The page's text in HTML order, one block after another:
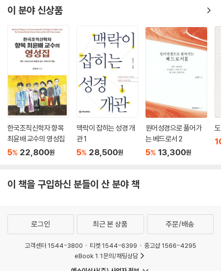
하지는 않지만, 요한계시록의 일차적 관심은“ 1세기 말의 소아시아 지역의
고 있다고 말할 수 있다.
--- p.205
하나님 나라의 비밀을 올바로 깨닫기 위해서 관심을 집중하도록 요한계시
록도“ 귀 있는 자들은 성령이 교회들에게 하시는 말씀을 들으라”라며 깨어
있을 것을 명령한다(마 11:15; 13:9, 43; 막 4:9, 23; 눅 8:8; 14:35). 초
병처럼 깨어 있는 교회만이 위험이 감지될 때 세상을 향해 경고 나팔을 불
수 있고, 또한 새로운 날이 동터오르길 기다릴 수 있다.
--- p.246
이 분야 신상품
한국조직신학자 향목
최윤배 교수의 영성집
5% 22,800원
맥락이 잡히는 성경 개
관 1
5% 28,500원
원어성경으로 풀어가
는 베드로서 2
5% 13,300원
이 책을 구입하신 분들이 산 분야 책
로그인 최근 본 상품 주문/배송
고객센터 1544-3800 티켓 1544-6399
중고샵 1566-4295
eBook 1:1문의/채팅상담